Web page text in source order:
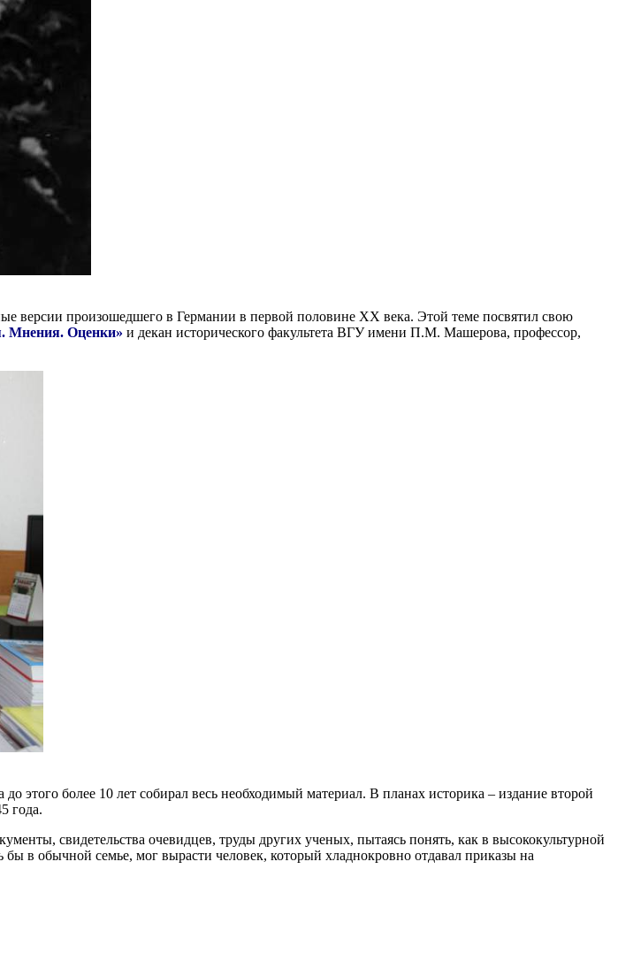
версии произошедшего в Германии в первой половине ХХ века. Этой теме посвятил свою
Мнения. Оценки» и декан исторического факультета ВГУ имени П.М. Машерова, профессор,
более 10 лет собирал весь необходимый материал. В планах историка – издание второй
года.
свидетельства очевидцев, труды других ученых, пытаясь понять, как в высококультурной
в обычной семье, мог вырасти человек, который хладнокровно отдавал приказы на